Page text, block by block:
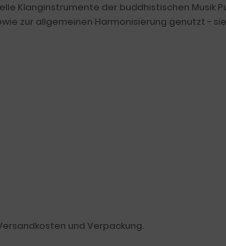
Klanginstrumente der buddhistischen Musik
zur allgemeinen Harmonisierung genutzt -
und Verpackung.